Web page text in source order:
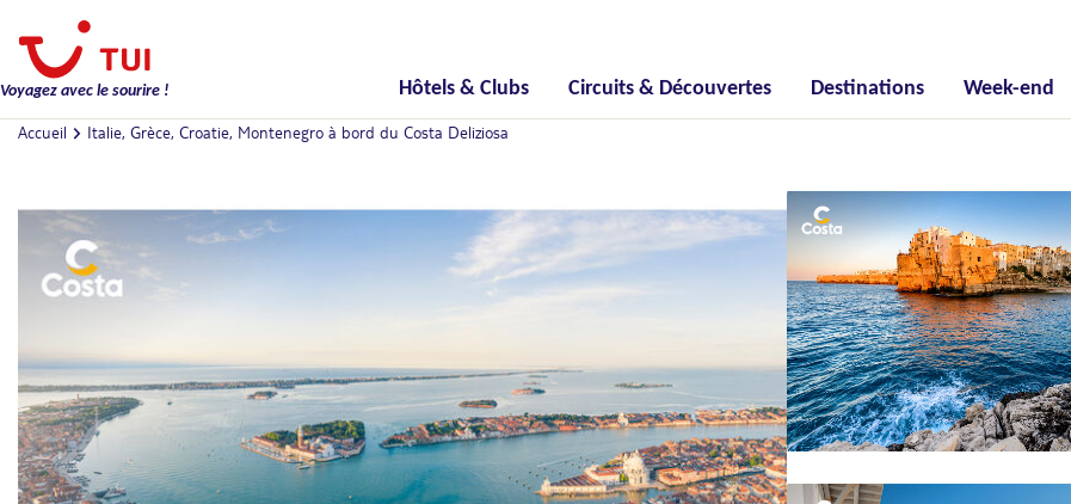
Voyagez avec le sourire ! Hôtels & Clubs Circuits & Découvertes Destinations Week-end
Accueil Italie, Grèce, Croatie, Montenegro à bord du Costa Deliziosa